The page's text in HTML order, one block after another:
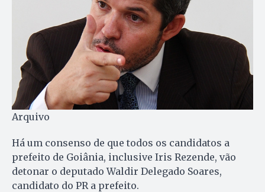
Arquivo
Há um consenso de que todos os candidatos a
prefeito de Goiânia, inclusive Iris Re­zende, vão
detonar o deputado Waldir Delegado Soares,
candidato do PR a prefeito.